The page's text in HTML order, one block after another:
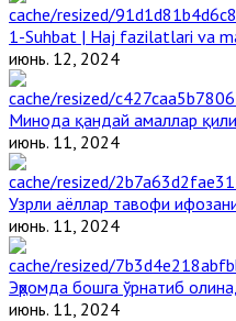
1-Suhbat | Haj fazilatlari va
июнь. 12, 2024
Минода қандай амаллар
июнь. 11, 2024
Узрли аёллар тавофи
июнь. 11, 2024
Эҳромда бошга ўрнатиб
июнь. 11, 2024